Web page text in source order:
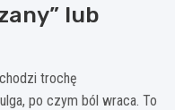
lub
trochę
po czym ból wraca. To